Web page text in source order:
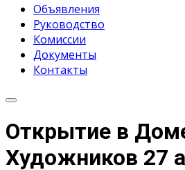
Объявления
Руководство
Комиссии
Документы
Контакты
Открытие в
Художников 27